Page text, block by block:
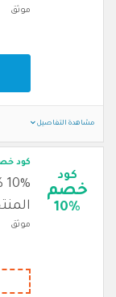
موثق
مشاهدة التفاصيل
كود
خصم
10%
كود
موثق